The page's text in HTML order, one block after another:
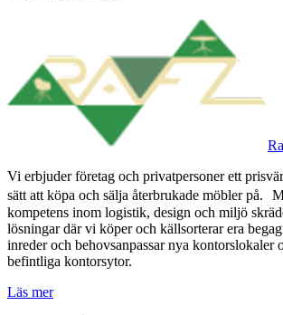
Vi erbjuder företag och privatpersoner ett
sätt att köpa och sälja återbrukade möbler på.
kompetens inom logistik, design och miljö
lösningar där vi köper och källsorterar era
inreder och behovsanpassar nya kontorslokaler
befintliga kontorsytor.
Läs mer